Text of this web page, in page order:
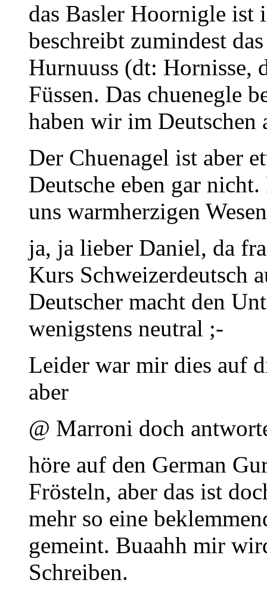
das Basler Hoornigle ist
beschreibt zumindest
Hurnuuss (dt: Hornisse,
Füssen. Das chuenegle
haben wir im Deutschen
Der Chuenagel ist aber
Deutsche eben gar
uns warmherzigen
ja, ja lieber Daniel, da
Kurs Schweizerdeutsch
Deutscher macht den
wenigstens neutral ;-
Leider war mir dies auf
aber
@ Marroni doch
höre auf den German
Frösteln, aber das ist
mehr so eine
gemeint. Buaahh mir
Schreiben.